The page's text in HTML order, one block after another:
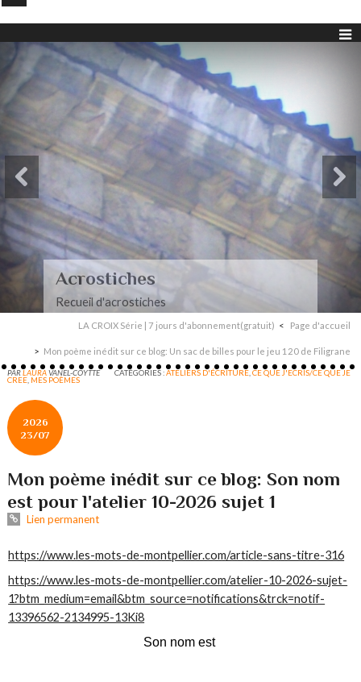
Paysages-Poèmes à mon
mari
Recueil de poèmes dédiés à mon mari
LA CROIX Série | 7 jours d'abonnement(gratuit) Page d'accueil
Mon poème inédit sur ce blog: Un sac de billes pour le jeu 120 de Filigrane
PARLAURAVANEL-COYTTE CATÉGORIES :ATELIERS D'ÉCRITURE ,CE QUE J'ECRIS/CE QUE JE
CREE MES POÈMES
2026
23/07
Mon poème inédit sur ce blog: Son nom
est pour l'atelier 10-2026 sujet 1
Lien permanent
https://www.les-mots-de-montpellier.com/article-sans-titre-316
https://www.les-mots-de-montpellier.com/atelier-10-2026-sujet-
1?btm_medium=email&btm_source=notifications&trck=notif-
13396562-2134995-13Ki8
Son nom est